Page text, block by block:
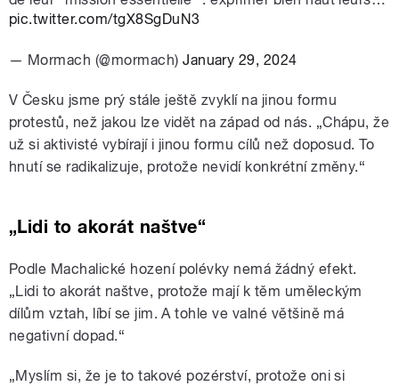
pic.twitter.com/tgX8SgDuN3
— Mormach (@mormach)January 29, 2024
V Česku jsme prý stále ještě zvyklí na jinou formu
protestů, než jakou lze vidět na západ od nás. „Chápu, že
už si aktivisté vybírají i jinou formu cílů než doposud. To
hnutí se radikalizuje, protože nevidí konkrétní změny.“
„Lidi to akorát naštve“
Podle Machalické hození polévky nemá žádný efekt.
„Lidi to akorát naštve, protože mají k těm uměleckým
dílům vztah, líbí se jim. A tohle ve valné většině má
negativní dopad.“
„Myslím si, že je to takové pozérství, protože oni si